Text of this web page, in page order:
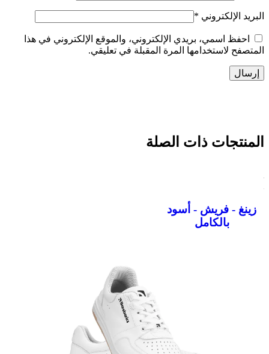
البريد الإلكتروني *
احفظ اسمي، بريدي الإلكتروني، والموقع الإلكتروني في هذا
المتصفح لاستخدامها المرة المقبلة في تعليقي.
المنتجات ذات الصلة
زينغ - فريش - أسود
بالكامل